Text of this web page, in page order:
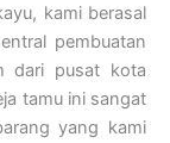
kami berasal
pembuatan
dari pusat kota
tamu ini sangat
yang kami